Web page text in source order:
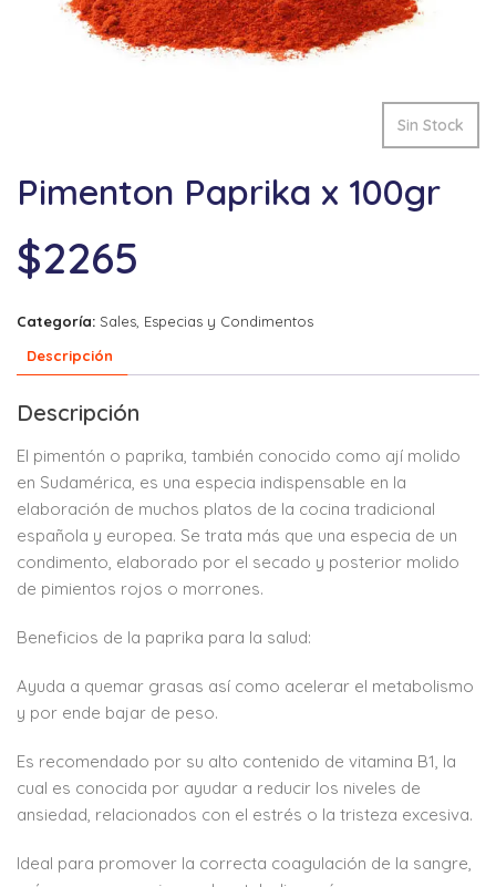
Sin Stock
Pimenton Paprika x 100gr
$2265
Categoría: Sales, Especias y Condimentos
Descripción
Descripción
El pimentón o paprika, también conocido como ají molido
en Sudamérica, es una especia indispensable en la
elaboración de muchos platos de la cocina tradicional
española y europea. Se trata más que una especia de un
condimento, elaborado por el secado y posterior molido
de pimientos rojos o morrones.
Beneficios de la paprika para la salud:
Ayuda a quemar grasas así como acelerar el metabolismo
y por ende bajar de peso.
Es recomendado por su alto contenido de vitamina B1, la
cual es conocida por ayudar a reducir los niveles de
ansiedad, relacionados con el estrés o la tristeza excesiva.
Ideal para promover la correcta coagulación de la sangre,